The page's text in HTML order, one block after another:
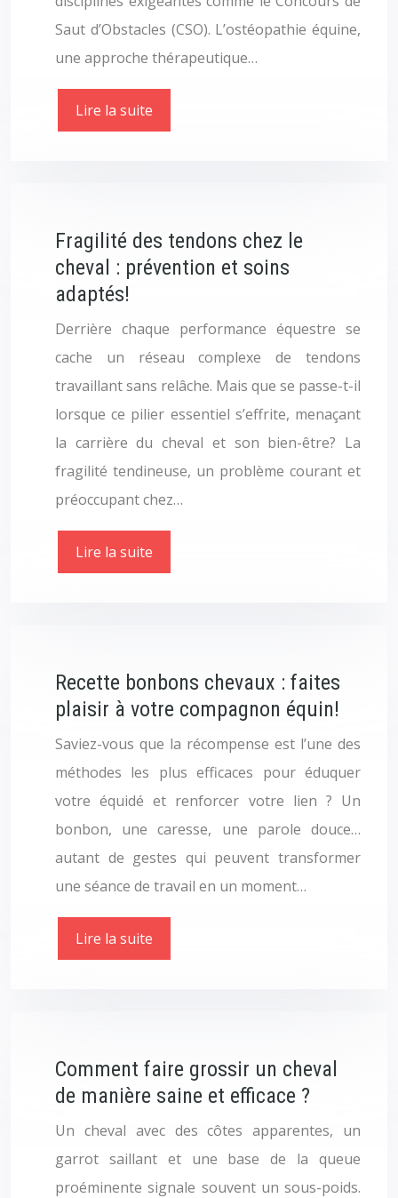
Saut d’Obstacles (CSO). L’ostéopathie équine,
une approche thérapeutique…
Lire la suite
Fragilité des tendons chez le
cheval : prévention et soins
adaptés!
Derrière chaque performance équestre se
cache un réseau complexe de tendons
travaillant sans relâche. Mais que se passe-t-il
lorsque ce pilier essentiel s’effrite, menaçant
la carrière du cheval et son bien-être? La
fragilité tendineuse, un problème courant et
préoccupant chez…
Lire la suite
Recette bonbons chevaux : faites
plaisir à votre compagnon équin!
Saviez-vous que la récompense est l’une des
méthodes les plus efficaces pour éduquer
votre équidé et renforcer votre lien ? Un
bonbon, une caresse, une parole douce…
autant de gestes qui peuvent transformer
une séance de travail en un moment…
Lire la suite
Comment faire grossir un cheval
de manière saine et efficace ?
Un cheval avec des côtes apparentes, un
garrot saillant et une base de la queue
proéminente signale souvent un sous-poids.